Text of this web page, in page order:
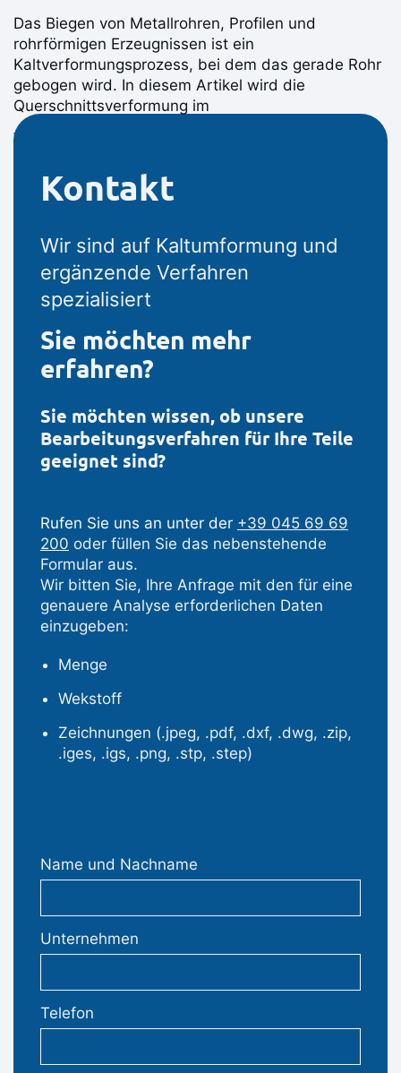
Das Biegen von Metallrohren, Profilen und
rohrförmigen Erzeugnissen ist ein
Kaltverformungsprozess, bei dem das gerade Rohr
gebogen wird. In diesem Artikel wird die
Querschnittsverformung im
Weiterlesen ⟶
Kontakt
Wir sind auf Kaltumformung und
ergänzende Verfahren
spezialisiert
Sie möchten mehr
erfahren?
Sie möchten wissen, ob unsere
Bearbeitungsverfahren für Ihre Teile
geeignet sind?
Rufen Sie uns an unter der +39 045 69 69
200 oder füllen Sie das nebenstehende
Formular aus.
Wir bitten Sie, Ihre Anfrage mit den für eine
genauere Analyse erforderlichen Daten
einzugeben:
Menge
Wekstoff
Zeichnungen (.jpeg, .pdf, .dxf, .dwg, .zip,
.iges, .igs, .png, .stp, .step)
Name und Nachname
Unternehmen
Telefon